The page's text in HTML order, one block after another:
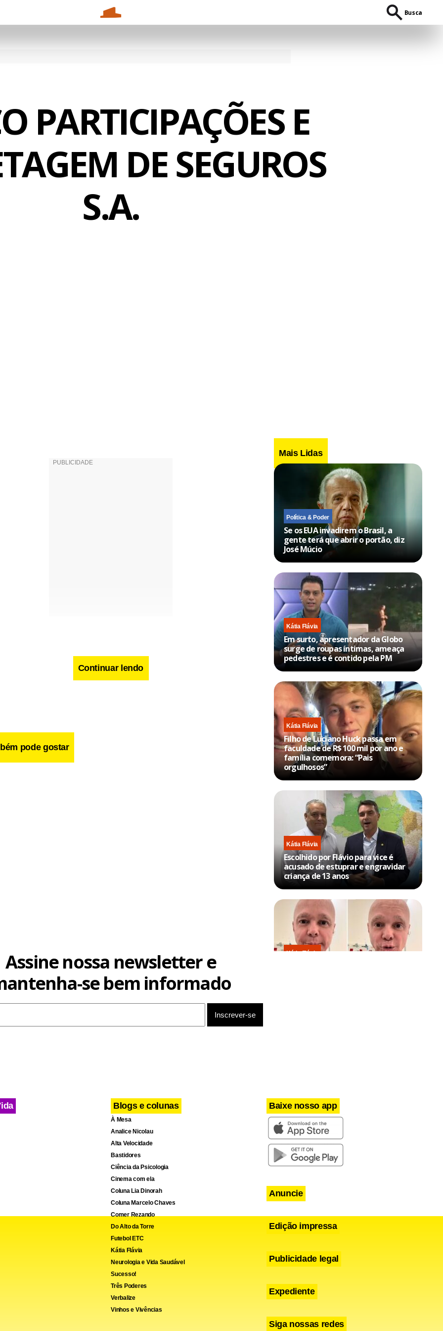
Busca
PARTICIPAÇÕES E
DE SEGUROS
S.A.
Continuar lendo
pode gostar
Mais Lidas
Política & Poder
Se os EUA invadirem o Brasil, a
gente terá que abrir o portão, diz
José Múcio
Kátia Flávia
Em surto, apresentador da Globo
surge de roupas íntimas, ameaça
pedestres e é contido pela PM
Kátia Flávia
Filho de Luciano Huck passa em
faculdade de R$ 100 mil por ano e
família comemora: “Pais
orgulhosos”
Kátia Flávia
Escolhido por Flávio para vice é
acusado de estuprar e engravidar
criança de 13 anos
Kátia Flávia
Assine nossa newsletter e
se bem informado
Blogs e colunas
À Mesa
Analice Nicolau
Alta Velocidade
Bastidores
Ciência da Psicologia
Cinema com ela
Coluna Lia Dinorah
Coluna Marcelo Chaves
Comer Rezando
Do Alto da Torre
Futebol ETC
Kátia Flávia
Neurologia e Vida Saudável
Sucesso!
Três Poderes
Verbalize
Vinhos e Vivências
Baixe nosso app
Anuncie
Edição impressa
Publicidade legal
Expediente
Siga nossas redes